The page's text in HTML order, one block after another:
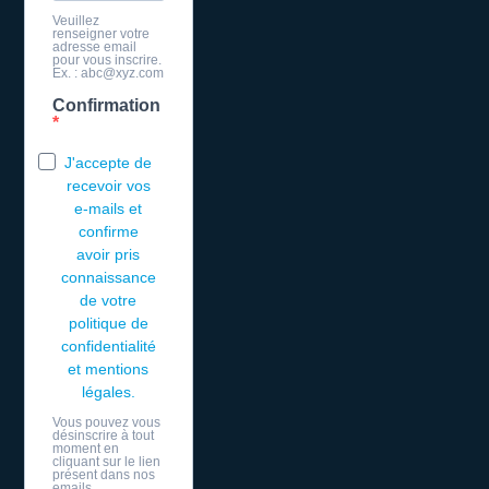
Veuillez
renseigner votre
adresse email
pour vous inscrire.
Ex. : abc@xyz.com
Confirmation
J'accepte de
recevoir vos
e-mails et
confirme
avoir pris
connaissance
de votre
politique de
confidentialité
et mentions
légales.
Vous pouvez vous
désinscrire à tout
moment en
cliquant sur le lien
présent dans nos